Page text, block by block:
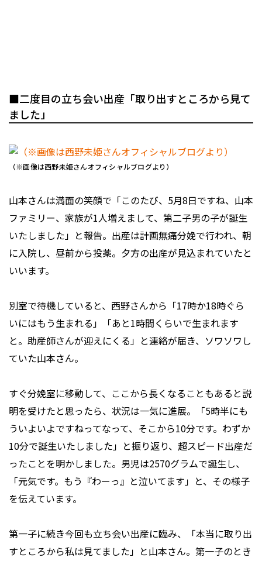
■二度目の立ち会い出産「取り出すところから見て
ました」
（※画像は西野未姫さんオフィシャルブログより）
山本さんは満面の笑顔で「このたび、5月8日ですね、山本
ファミリー、家族が1人増えまして、第二子男の子が誕生
いたしました」と報告。出産は計画無痛分娩で行われ、朝
に入院し、昼前から投薬。夕方の出産が見込まれていたと
いいます。
別室で待機していると、西野さんから「17時か18時ぐら
いにはもう生まれる」「あと1時間くらいで生まれます
と。助産師さんが迎えにくる」と連絡が届き、ソワソワし
ていた山本さん。
すぐ分娩室に移動して、ここから長くなることもあると説
明を受けたと思ったら、状況は一気に進展。「5時半にも
ういよいよですねってなって、そこから10分です。わずか
10分で誕生いたしました」と振り返り、超スピード出産だ
ったことを明かしました。男児は2570グラムで誕生し、
「元気です。もう『わーっ』と泣いてます」と、その様子
を伝えています。
第一子に続き今回も立ち会い出産に臨み、「本当に取り出
すところから私は見てました」と山本さん。第一子のとき